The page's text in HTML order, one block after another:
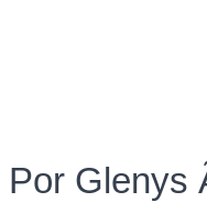
Por Glenys